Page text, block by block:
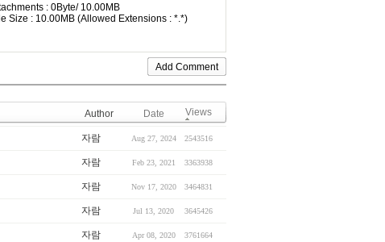
: 0Byte/ 10.00MB
Size : 10.00MB (Allowed Extensions : *.*)
Author Date Views
자람 Aug 27, 2024 2543516
자람 Feb 23, 2021 3363938
자람 Nov 17, 2020 3464831
자람 Jul 13, 2020 3645426
자람 Apr 08, 2020 3761664